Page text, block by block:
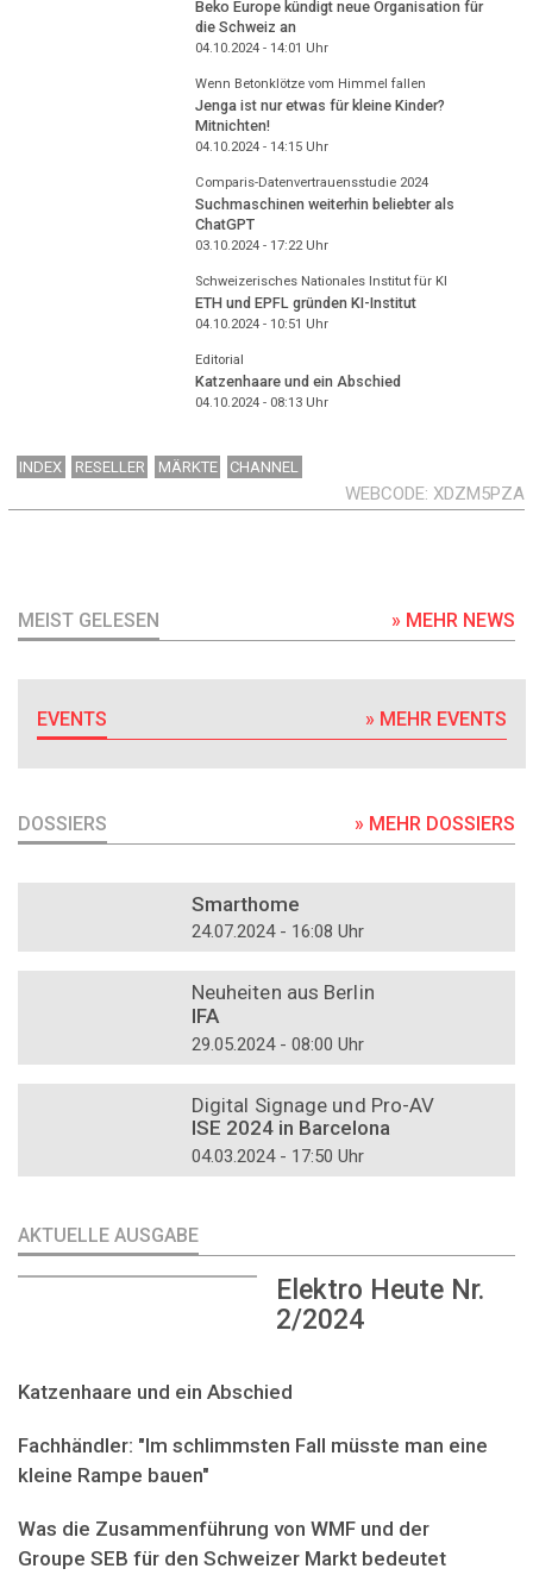
Beko Europe kündigt neue Organisation für
die Schweiz an
04.10.2024 - 14:01 Uhr
Wenn Betonklötze vom Himmel fallen
Jenga ist nur etwas für kleine Kinder?
Mitnichten!
04.10.2024 - 14:15Uhr
Comparis-Datenvertrauensstudie 2024
Suchmaschinen weiterhin beliebter als
ChatGPT
03.10.2024 - 17:22Uhr
Schweizerisches Nationales Institut für KI
ETH und EPFL gründen KI-Institut
04.10.2024 - 10:51 Uhr
Editorial
Katzenhaare und ein Abschied
04.10.2024 - 08:13Uhr
INDEX RESELLER MÄRKTE CHANNEL
WEBCODE XDZM5PZA
MEIST GELESEN » MEHR NEWS
EVENTS » MEHR EVENTS
DOSSIERS » MEHR DOSSIERS
Smarthome
24.07.2024 - 16:08 Uhr
Neuheiten aus Berlin
IFA
29.05.2024 - 08:00 Uhr
Digital Signage und Pro-AV
ISE 2024 in Barcelona
04.03.2024 - 17:50 Uhr
AKTUELLE AUSGABE
Elektro Heute Nr.
2/2024
Katzenhaare und ein Abschied
Fachhändler: "Im schlimmsten Fall müsste man eine
kleine Rampe bauen"
Was die Zusammenführung von WMF und der
Groupe SEB für den Schweizer Markt bedeutet